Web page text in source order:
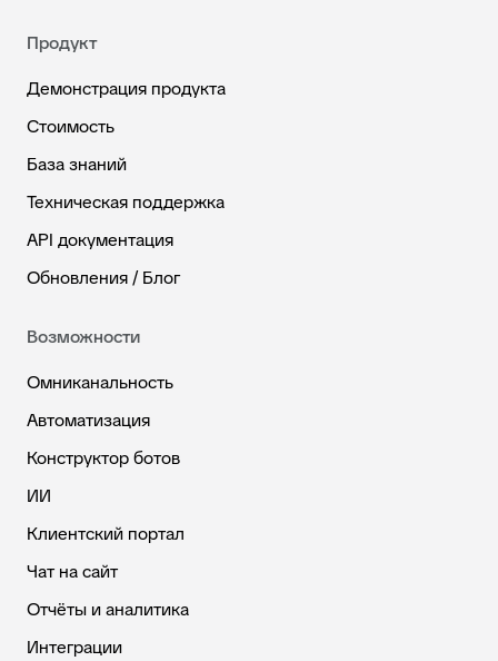
Продукт
Демонстрация продукта
Стоимость
База знаний
Техническая поддержка
API документация
Обновления / Блог
Возможности
Омниканальность
Автоматизация
Конструктор ботов
ИИ
Клиентский портал
Чат на сайт
Отчёты и аналитика
Интеграции